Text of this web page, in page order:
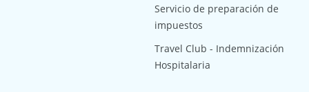
Servicio de preparación de
impuestos
Travel Club - Indemnización
Hospitalaria